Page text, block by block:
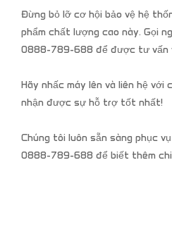
Đừng bỏ lỡ cơ hội bảo vệ hệ
phẩm chất lượng cao này. Gọi
0888-789-688 để được tư vấn
Hãy nhấc máy lên và liên hệ với
nhận được sự hỗ trợ tốt nhất!
Chúng tôi luôn sẵn sàng phục
0888-789-688 để biết thêm